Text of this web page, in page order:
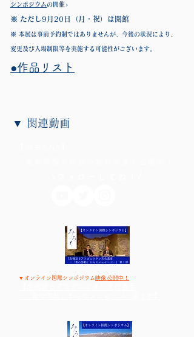
シンポジウム の開催>
※ ただし9月20日（月・祝）は開館
※ 本展は事前予約制ではありませんが、今後の状況により、
変更及び入場制限等を実施する可能性がございます。
​●作品リスト
▼ 関連動画
▼ オンライン国際シンポジウム 映像 公開中！